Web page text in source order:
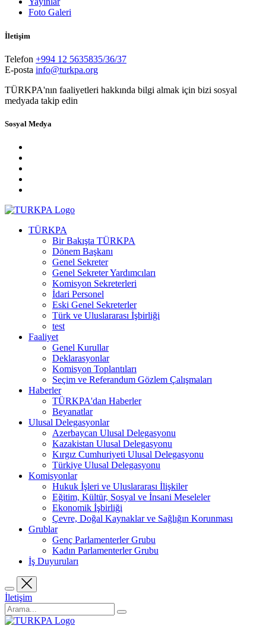
Foto Galeri
İletişim
Telefon +994 12 5635835/36/37
E-posta info@turkpa.org
TÜRKPA'nın faaliyetleri hakkında bilgi almak için bizi sosyal
medyada takip edin
Sosyal Medya
TÜRKPA
Bir Bakışta TÜRKPA
Dönem Başkanı
Genel Sekreter
Genel Sekreter Yardımcıları
Komisyon Sekreterleri
İdari Personel
Eski Genel Sekreterler
Türk ve Uluslararası İşbirliği
test
Faaliyet
Genel Kurullar
Deklarasyonlar
Komisyon Toplantıları
Seçim ve Referandum Gözlem Çalışmaları
Haberler
TÜRKPA'dan Haberler
Beyanatlar
Ulusal Delegasyonlar
Azerbaycan Ulusal Delegasyonu
Kazakistan Ulusal Delegasyonu
Kırgız Cumhuriyeti Ulusal Delegasyonu
Türkiye Ulusal Delegasyonu
Komisyonlar
Hukuk İşleri ve Uluslararası İlişkiler
Eğitim, Kültür, Sosyal ve İnsani Meseleler
Ekonomik İşbirliği
Çevre, Doğal Kaynaklar ve Sağlığın Korunması
Grublar
Genç Parlamenterler Grubu
Kadın Parlamenterler Grubu
İş Duyuruları
İletişim